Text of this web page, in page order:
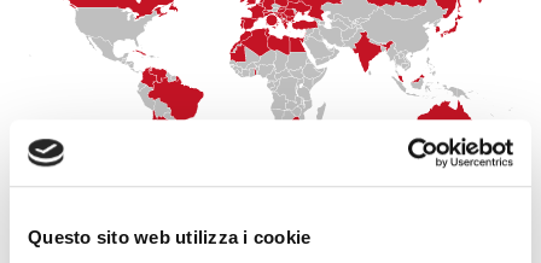
Questo sito web utilizza i cookie